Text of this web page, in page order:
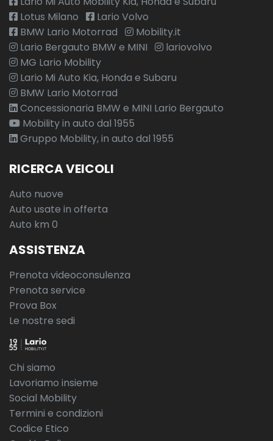
Lotus Milano
Lario Volvo
BMW Lario Motorrad
Mobility.it
Lario Bergauto BMW e MINI
lariovolvo
MG Lario Mobility
Lario Mi Auto Kia, Honda e Subaru
BMW Lario Motorrad
Concessionaria BMW e MINI Lario Bergauto
Mobility in auto dal 1955
Gruppo Mobility, in auto dal 1955
RICERCA VEICOLI
Auto nuove
Auto usate in offerta
Auto km 0
ASSISTENZA
Prenota videoconsulenza
Prenota service
Prova Box
Le nostre sedi
Chi siamo
Lavoriamo insieme
Social Mobility
Termini e condizioni
Codice Etico